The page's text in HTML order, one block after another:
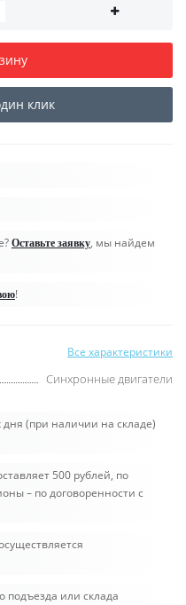
клик
Оставьте заявку, мы найдем
!
Все характеристики
Синхронные двигатели
дня (при наличии на складе)
500 рублей, по
– по договоренности с
подъезда или склада